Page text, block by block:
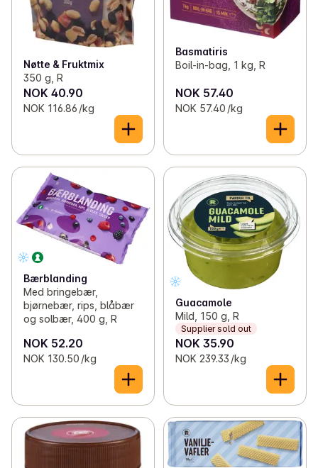
Nøtte & Fruktmix
350 g, R
NOK 40.90
NOK 116.86 /kg
Basmatiris
Boil-in-bag, 1 kg, R
NOK 57.40
NOK 57.40 /kg
Bærblanding
Med bringebær,
bjørnebær, rips, blåbær
og solbær, 400 g, R
NOK 52.20
NOK 130.50 /kg
Guacamole
Mild, 150 g, R
Supplier sold out
NOK 35.90
NOK 239.33 /kg